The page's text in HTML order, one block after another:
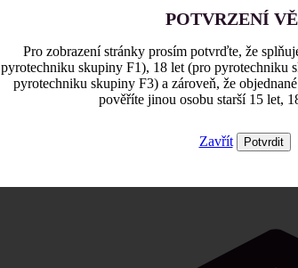
POTVRZENÍ
Pro zobrazení stránky prosím potvrďte, že
pyrotechniku skupiny F1), 18 let (pro pyrotechniku
pyrotechniku skupiny F3) a zároveň, že
pověříte jinou osobu starší 15 let,
Zavřít Potvrdit